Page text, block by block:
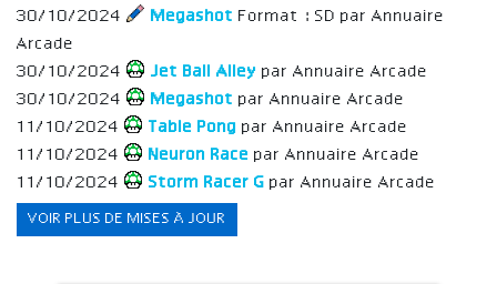
30/10/2024
Megashot Format : SD par Annuaire
Arcade
30/10/2024
Jet Ball Alley par Annuaire Arcade
30/10/2024
Megashot par Annuaire Arcade
11/10/2024
Table Pong par Annuaire Arcade
11/10/2024
Neuron Race par Annuaire Arcade
11/10/2024
Storm Racer G par Annuaire Arcade
VOIR PLUS DE MISES À JOUR